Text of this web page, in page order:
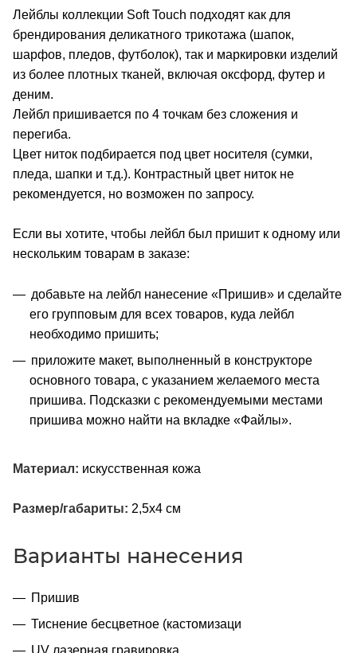
Лейблы коллекции Soft Touch подходят как для
брендирования деликатного трикотажа (шапок,
шарфов, пледов, футболок), так и маркировки изделий
из более плотных тканей, включая оксфорд, футер и
деним.
Лейбл пришивается по 4 точкам без сложения и
перегиба.
Цвет ниток подбирается под цвет носителя (сумки,
пледа, шапки и т.д.). Контрастный цвет ниток не
рекомендуется, но возможен по запросу.
Если вы хотите, чтобы лейбл был пришит к одному или
нескольким товарам в заказе:
добавьте на лейбл нанесение «Пришив» и сделайте
его групповым для всех товаров, куда лейбл
необходимо пришить;
приложите макет, выполненный в конструкторе
основного товара, с указанием желаемого места
пришива. Подсказки с рекомендуемыми местами
пришива можно найти на вкладке «Файлы».
Материал: искусственная кожа
Размер/габариты: 2,5х4 см
Варианты нанесения
Пришив
Тиснение бесцветное (кастомизаци
UV лазерная гравировка